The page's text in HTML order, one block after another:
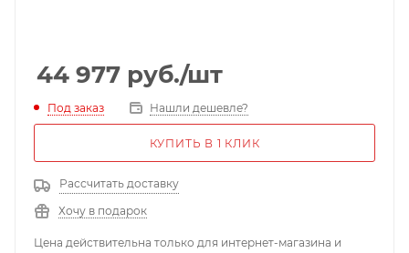
44 977 руб./шт
Под заказ Нашли дешевле?
КУПИТЬ В 1 КЛИК
Рассчитать доставку
Хочу в подарок
Цена действительна только для интернет-магазина и